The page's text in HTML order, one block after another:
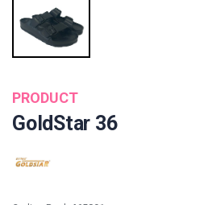
PRODUCT
GoldStar 36